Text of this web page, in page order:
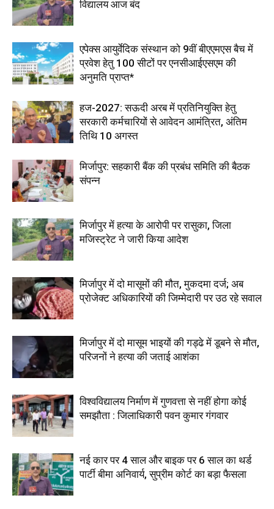
विद्यालय आज बंद
एपेक्स आयुर्वेदिक संस्थान को 9वीं बीएएमएस बैच में
प्रवेश हेतु 100 सीटों पर एनसीआईएसएम की
अनुमति प्राप्त*
हज-2027: सऊदी अरब में प्रतिनियुक्ति हेतु
सरकारी कर्मचारियों से आवेदन आमंत्रित, अंतिम
तिथि 10 अगस्त
मिर्जापुर: सहकारी बैंक की प्रबंध समिति की बैठक
संपन्न
मिर्जापुर में हत्या के आरोपी पर रासुका, जिला
मजिस्ट्रेट ने जारी किया आदेश
मिर्जापुर में दो मासूमों की मौत, मुकदमा दर्ज; अब
प्रोजेक्ट अधिकारियों की जिम्मेदारी पर उठ रहे सवाल
मिर्जापुर में दो मासूम भाइयों की गड्ढे में डूबने से मौत,
परिजनों ने हत्या की जताई आशंका
विश्वविद्यालय निर्माण में गुणवत्ता से नहीं होगा कोई
समझौता : जिलाधिकारी पवन कुमार गंगवार
नई कार पर 4 साल और बाइक पर 6 साल का थर्ड
पार्टी बीमा अनिवार्य, सुप्रीम कोर्ट का बड़ा फैसला